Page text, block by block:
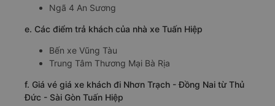
Ngã 4 An Sương
e. Các điểm trả khách của nhà xe Tuấn Hiệp
Bến xe Vũng Tàu
Trung Tâm Thương Mại Bà Rịa
f. Giá vé giá xe khách đi Nhơn Trạch - Đồng Nai từ Thủ
Đức - Sài Gòn Tuấn Hiệp